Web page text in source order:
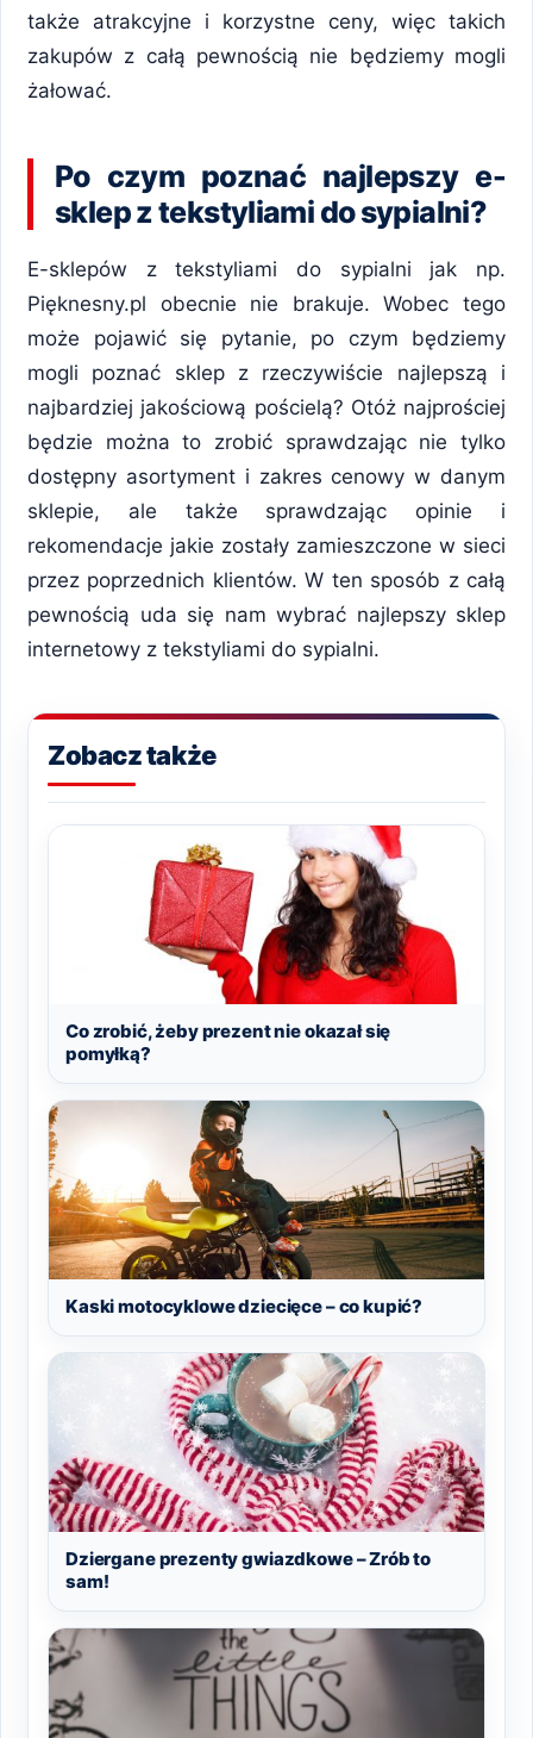
także atrakcyjne i korzystne ceny, więc takich
zakupów z całą pewnością nie będziemy mogli
żałować.
Po czym poznać najlepszy e-
sklep z tekstyliami do sypialni?
E-sklepów z tekstyliami do sypialni jak np.
Pięknesny.pl obecnie nie brakuje. Wobec tego
może pojawić się pytanie, po czym będziemy
mogli poznać sklep z rzeczywiście najlepszą i
najbardziej jakościową pościelą? Otóż najprościej
będzie można to zrobić sprawdzając nie tylko
dostępny asortyment i zakres cenowy w danym
sklepie, ale także sprawdzając opinie i
rekomendacje jakie zostały zamieszczone w sieci
przez poprzednich klientów. W ten sposób z całą
pewnością uda się nam wybrać najlepszy sklep
internetowy z tekstyliami do sypialni.
Zobacz także
Co zrobić, żeby prezent nie okazał się
pomyłką?
Kaski motocyklowe dziecięce – co kupić?
Dziergane prezenty gwiazdkowe – Zrób to
sam!